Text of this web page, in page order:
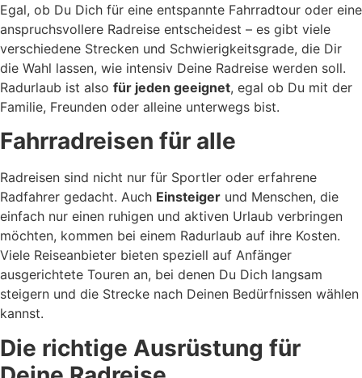
Egal, ob Du Dich für eine entspannte Fahrradtour oder eine
anspruchsvollere Radreise entscheidest – es gibt viele
verschiedene Strecken und Schwierigkeitsgrade, die Dir
die Wahl lassen, wie intensiv Deine Radreise werden soll.
Radurlaub ist also für jeden geeignet, egal ob Du mit der
Familie, Freunden oder alleine unterwegs bist.
Fahrradreisen für alle
Radreisen sind nicht nur für Sportler oder erfahrene
Radfahrer gedacht. Auch Einsteiger und Menschen, die
einfach nur einen ruhigen und aktiven Urlaub verbringen
möchten, kommen bei einem Radurlaub auf ihre Kosten.
Viele Reiseanbieter bieten speziell auf Anfänger
ausgerichtete Touren an, bei denen Du Dich langsam
steigern und die Strecke nach Deinen Bedürfnissen wählen
kannst.
Die richtige Ausrüstung für